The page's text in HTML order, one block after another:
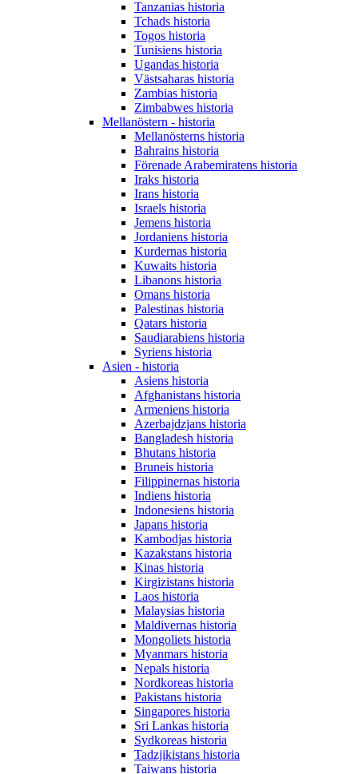
Tanzanias historia
Tchads historia
Togos historia
Tunisiens historia
Ugandas historia
Västsaharas historia
Zambias historia
Zimbabwes historia
Mellanöstern - historia
Mellanösterns historia
Bahrains historia
Förenade Arabemiratens historia
Iraks historia
Irans historia
Israels historia
Jemens historia
Jordaniens historia
Kurdernas historia
Kuwaits historia
Libanons historia
Omans historia
Palestinas historia
Qatars historia
Saudiarabiens historia
Syriens historia
Asien - historia
Asiens historia
Afghanistans historia
Armeniens historia
Azerbajdzjans historia
Bangladesh historia
Bhutans historia
Bruneis historia
Filippinernas historia
Indiens historia
Indonesiens historia
Japans historia
Kambodjas historia
Kazakstans historia
Kinas historia
Kirgizistans historia
Laos historia
Malaysias historia
Maldivernas historia
Mongoliets historia
Myanmars historia
Nepals historia
Nordkoreas historia
Pakistans historia
Singapores historia
Sri Lankas historia
Sydkoreas historia
Tadzjikistans historia
Taiwans historia